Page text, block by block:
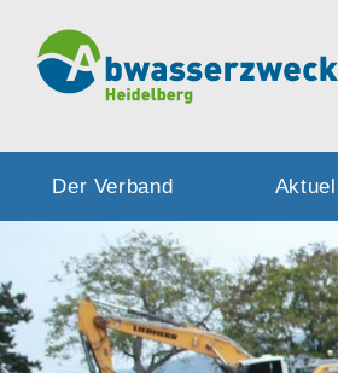
Der Verband